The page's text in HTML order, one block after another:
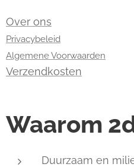
Over ons
Privacybeleid
Algemene Voorwaarden
Verzendkosten
Waarom
Duurzaam en